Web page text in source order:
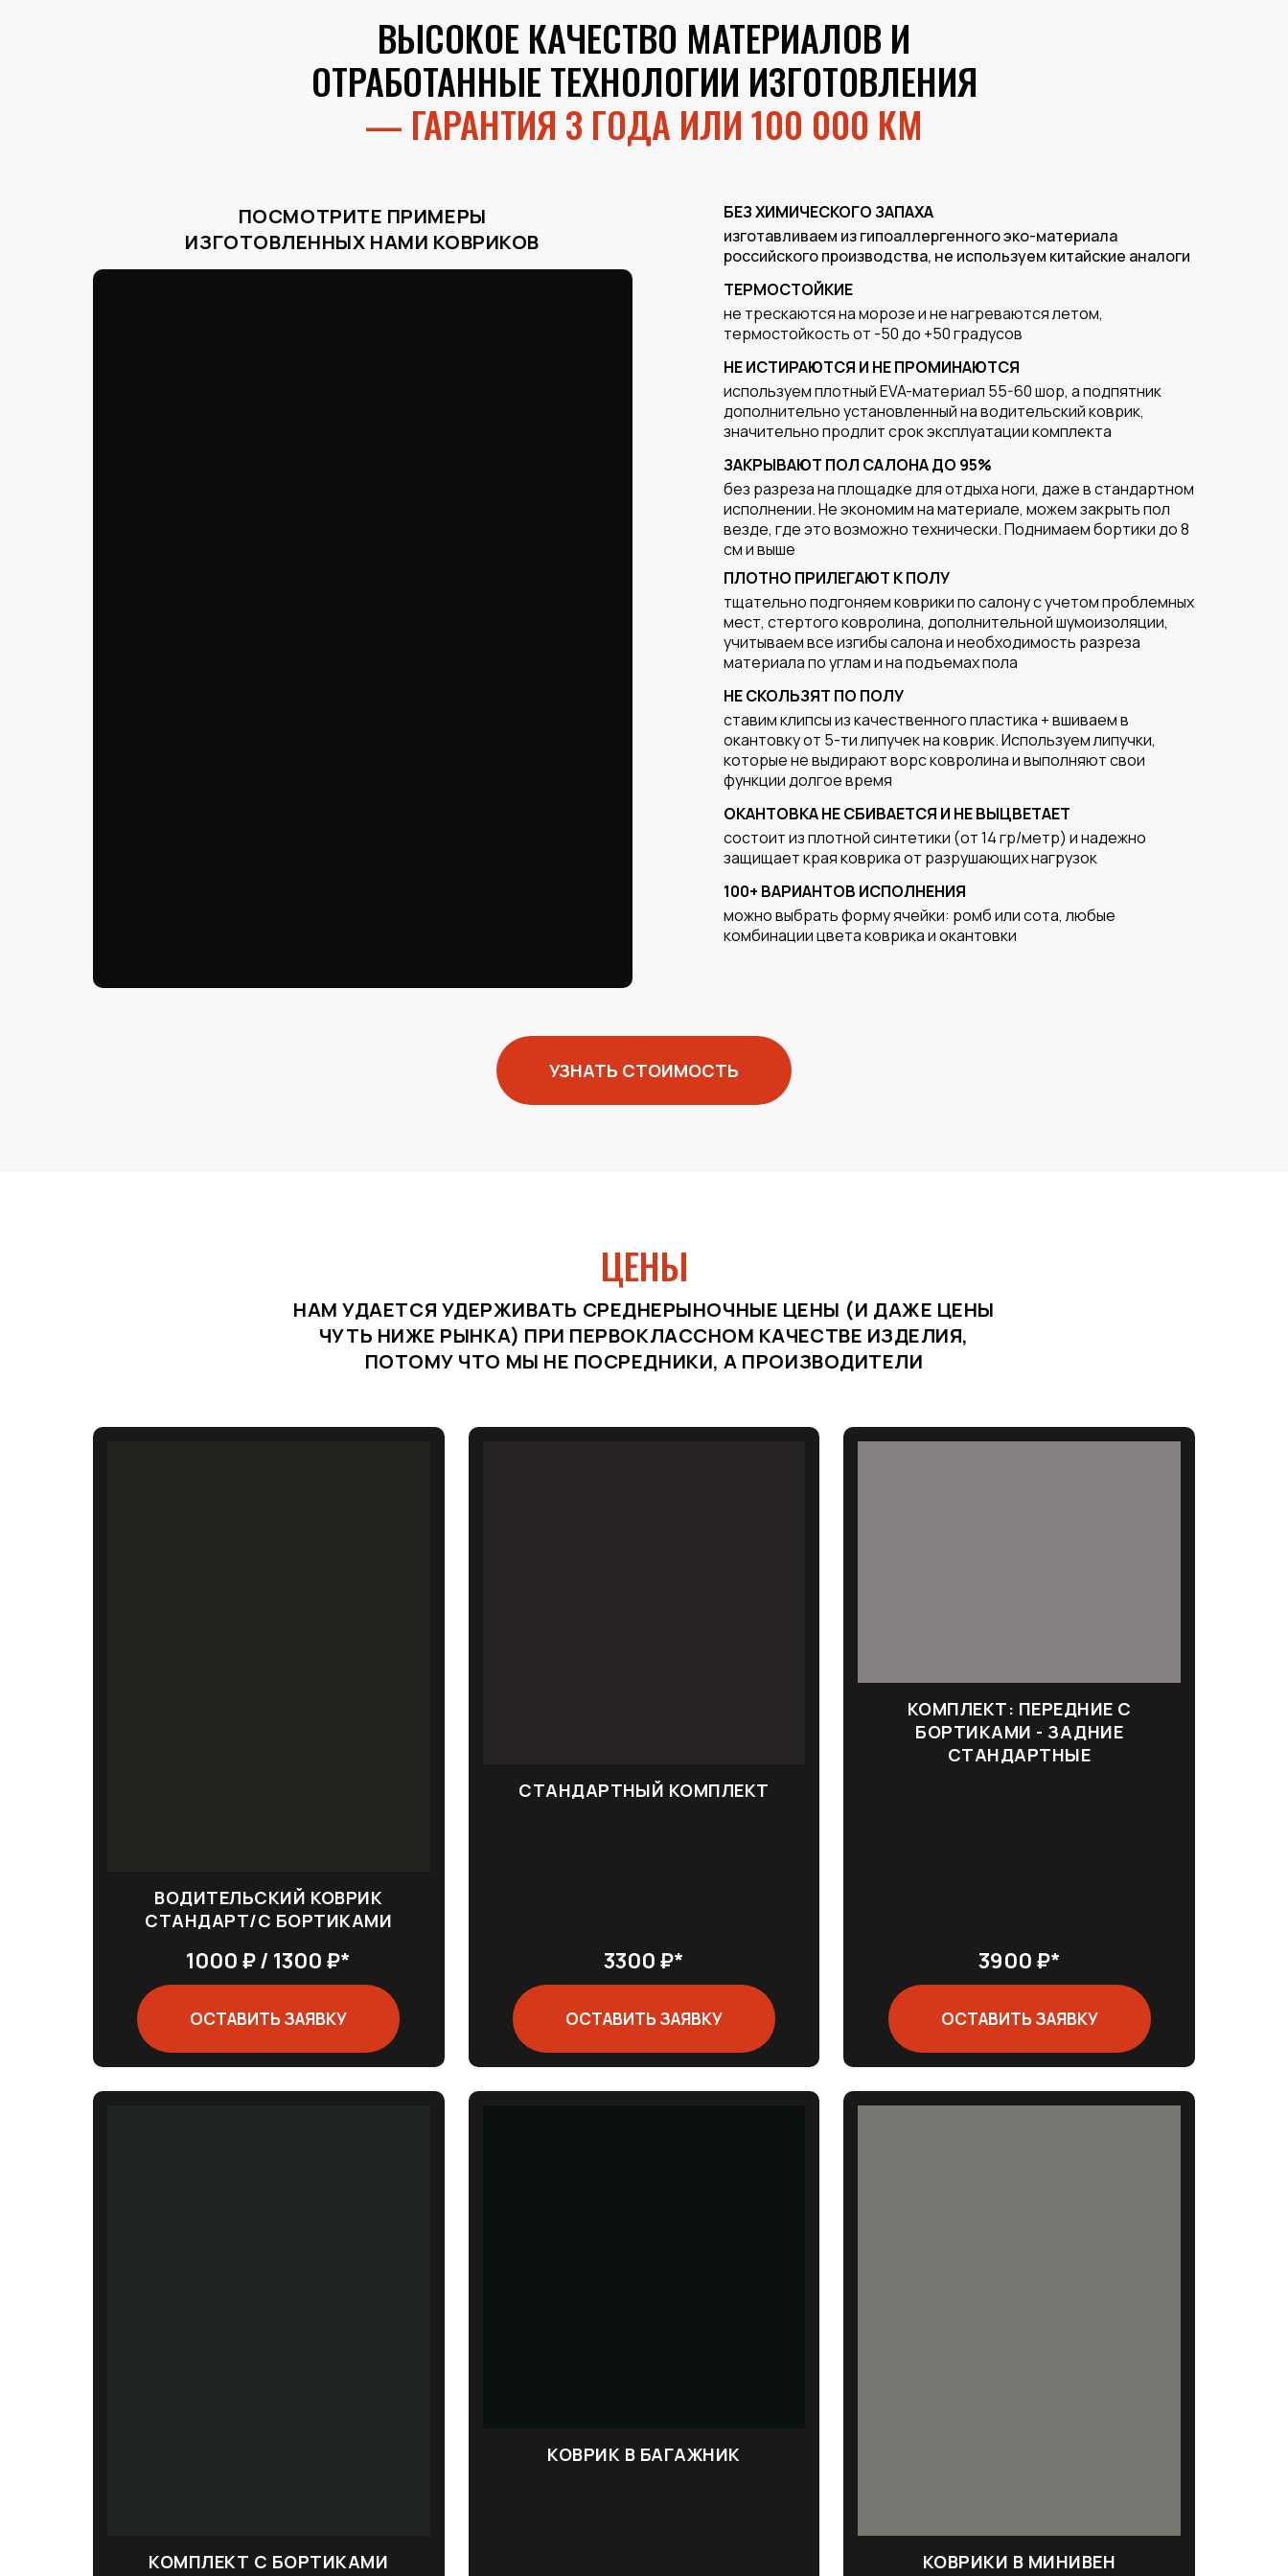
ВЫСОКОЕ КАЧЕСТВО МАТЕРИАЛОВ И
ОТРАБОТАННЫЕ ТЕХНОЛОГИИ ИЗГОТОВЛЕНИЯ
— ГАРАНТИЯ 3 ГОДА ИЛИ 100 000 КМ
ПОСМОТРИТЕ ПРИМЕРЫ
ИЗГОТОВЛЕННЫХ НАМИ КОВРИКОВ
БЕЗ ХИМИЧЕСКОГО ЗАПАХА
изготавливаем из гипоаллергенного эко-материала
российского производства, не используем китайские аналоги
ТЕРМОСТОЙКИЕ
не трескаются на морозе и не нагреваются летом,
термостойкость от -50 до +50 градусов
НЕ ИСТИРАЮТСЯ И НЕ ПРОМИНАЮТСЯ
используем плотный EVA-материал 55-60 шор, а подпятник
дополнительно установленный на водительский коврик,
значительно продлит срок эксплуатации комплекта
ЗАКРЫВАЮТ ПОЛ САЛОНА ДО 95%
без разреза на площадке для отдыха ноги, даже в стандартном
исполнении. Не экономим на материале, можем закрыть пол
везде, где это возможно технически. Поднимаем бортики до 8
см и выше
ПЛОТНО ПРИЛЕГАЮТ К ПОЛУ
тщательно подгоняем коврики по салону с учетом проблемных
мест, стертого ковролина, дополнительной шумоизоляции,
учитываем все изгибы салона и необходимость разреза
материала по углам и на подъемах пола
НЕ СКОЛЬЗЯТ ПО ПОЛУ
ставим клипсы из качественного пластика + вшиваем в
окантовку от 5-ти липучек на коврик. Используем липучки,
которые не выдирают ворс ковролина и выполняют свои
функции долгое время
ОКАНТОВКА НЕ СБИВАЕТСЯ И НЕ ВЫЦВЕТАЕТ
состоит из плотной синтетики (от 14 гр/метр) и надежно
защищает края коврика от разрушающих нагрузок
100+ ВАРИАНТОВ ИСПОЛНЕНИЯ
можно выбрать форму ячейки: ромб или сота, любые
комбинации цвета коврика и окантовки
УЗНАТЬ СТОИМОСТЬ
ЦЕНЫ
НАМ УДАЕТСЯ УДЕРЖИВАТЬ СРЕДНЕРЫНОЧНЫЕ ЦЕНЫ (И ДАЖЕ ЦЕНЫ
ЧУТЬ НИЖЕ РЫНКА) ПРИ ПЕРВОКЛАССНОМ КАЧЕСТВЕ ИЗДЕЛИЯ,
ПОТОМУ ЧТО МЫ НЕ ПОСРЕДНИКИ, А ПРОИЗВОДИТЕЛИ
ВОДИТЕЛЬСКИЙ КОВРИК
СТАНДАРТ/С БОРТИКАМИ
1000 ₽ / 1300 ₽*
ОСТАВИТЬ ЗАЯВКУ
СТАНДАРТНЫЙ КОМПЛЕКТ
3300 ₽*
ОСТАВИТЬ ЗАЯВКУ
КОМПЛЕКТ: ПЕРЕДНИЕ С
БОРТИКАМИ - ЗАДНИЕ
СТАНДАРТНЫЕ
3900 ₽*
ОСТАВИТЬ ЗАЯВКУ
КОМПЛЕКТ С БОРТИКАМИ
КОВРИК В БАГАЖНИК
КОВРИКИ В МИНИВЕН